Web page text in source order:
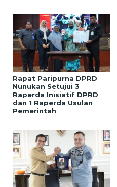
Rapat Paripurna DPRD
Nunukan Setujui 3
Raperda Inisiatif DPRD
dan 1 Raperda Usulan
Pemerintah